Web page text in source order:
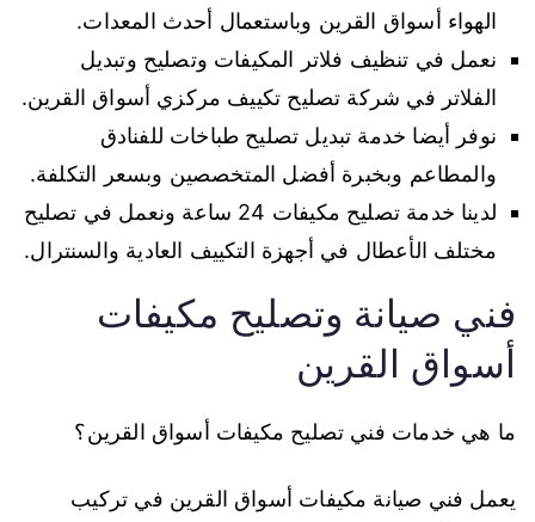
الهواء أسواق القرين وباستعمال أحدث المعدات.
نعمل في تنظيف فلاتر المكيفات وتصليح وتبديل
الفلاتر في شركة تصليح تكييف مركزي أسواق القرين.
نوفر أيضا خدمة تبديل تصليح طباخات للفنادق
والمطاعم وبخبرة أفضل المتخصصين وبسعر التكلفة.
لدينا خدمة تصليح مكيفات 24 ساعة ونعمل في تصليح
مختلف الأعطال في أجهزة التكييف العادية والسنترال.
فني صيانة وتصليح مكيفات
أسواق القرين
ما هي خدمات فني تصليح مكيفات أسواق القرين؟
يعمل فني صيانة مكيفات أسواق القرين في تركيب